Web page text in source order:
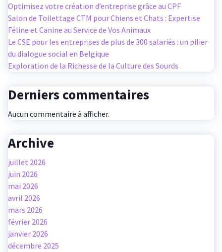
Optimisez votre création d’entreprise grâce au CPF
Salon de Toilettage CTM pour Chiens et Chats : Expertise
Féline et Canine au Service de Vos Animaux
Le CSE pour les entreprises de plus de 300 salariés : un pilier
du dialogue social en Belgique
Exploration de la Richesse de la Culture des Sourds
Derniers commentaires
Aucun commentaire à afficher.
Archive
juillet 2026
juin 2026
mai 2026
avril 2026
mars 2026
février 2026
janvier 2026
décembre 2025